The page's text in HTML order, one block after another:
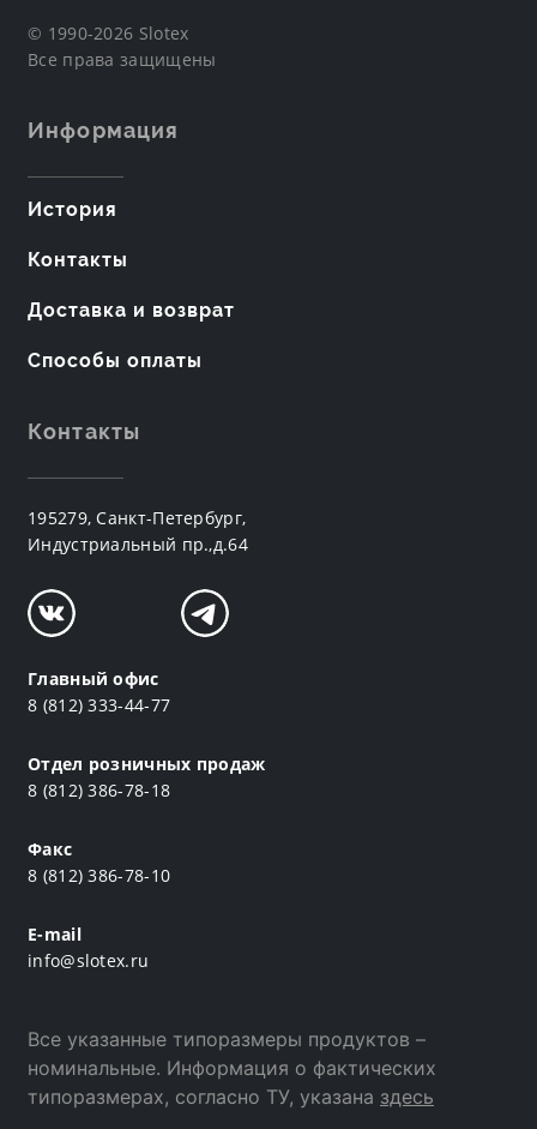
© 1990-2026 Slotex
Все права защищены
Информация
История
Контакты
Доставка и возврат
Способы оплаты
Контакты
195279, Санкт-Петербург,
Индустриальный пр.,д.64
Главный офис
8 (812) 333-44-77
Отдел розничных продаж
8 (812) 386-78-18
Факс
8 (812) 386-78-10
E-mail
info@slotex.ru
Все указанные типоразмеры продуктов –
номинальные. Информация о фактических
типоразмерах, согласно ТУ, указана здесь